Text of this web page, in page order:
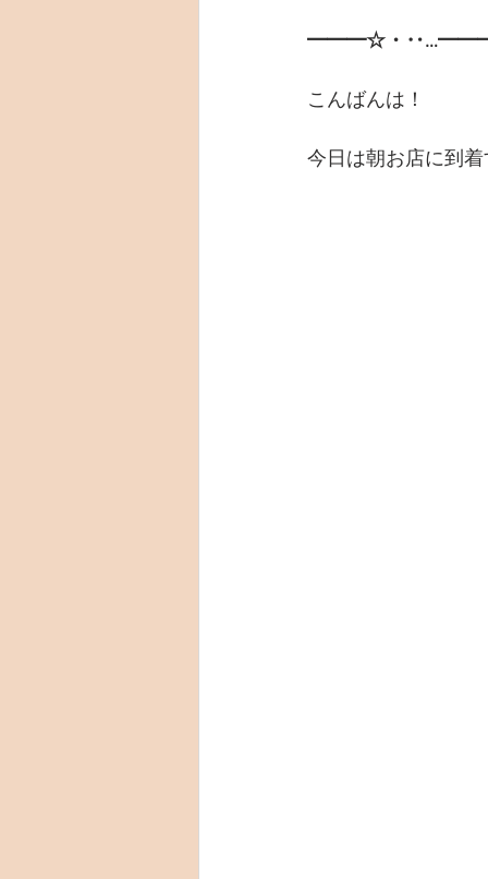
━━━☆・
こんばんは！
今日は朝お店に到